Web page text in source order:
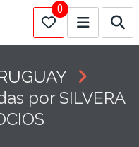
0
por SILVERA